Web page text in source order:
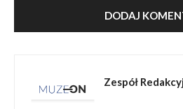
Zespół